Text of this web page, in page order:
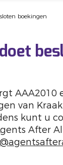
boekingen
AAA2010
van Kraak
kunt u
After